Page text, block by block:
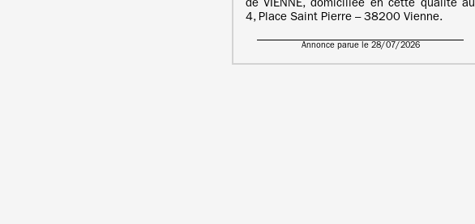
de VIENNE, domiciliée en cette qualité au
4, Place Saint Pierre – 38200 Vienne.
Annonce parue le 28/07/2026